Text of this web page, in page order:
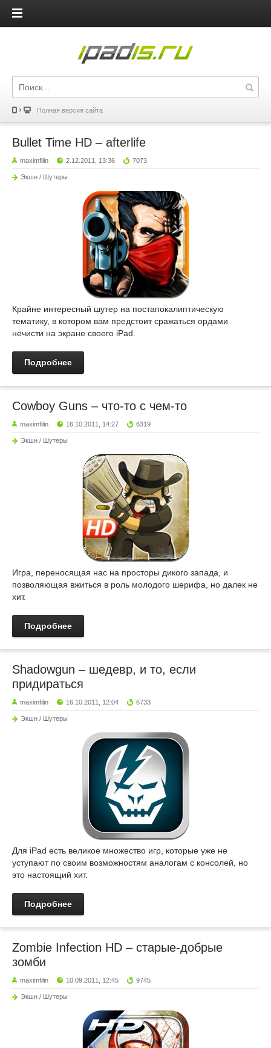
iPadis.ru
Полная версия сайта
Bullet Time HD – afterlife
maximfilin 2.12.2011, 13:36 7073
Экшн / Шутеры
Крайне интересный шутер на постапокалиптическую
тематику, в котором вам предстоит сражаться ордами
нечисти на экране своего iPad.
Подробнее
Cowboy Guns – что-то с чем-то
maximfilin 16.10.2011, 14:27 6319
Экшн / Шутеры
Игра, переносящая нас на просторы дикого запада, и
позволяющая вжиться в роль молодого шерифа, но далек не
хит.
Подробнее
Shadowgun – шедевр, и то, если
придираться
maximfilin 16.10.2011, 12:04 6733
Экшн / Шутеры
Для iPad есть великое множество игр, которые уже не
уступают по своим возможностям аналогам с консолей, но
это настоящий хит.
Подробнее
Zombie Infection HD – старые-добрые
зомби
maximfilin 10.09.2011, 12:45 9745
Экшн / Шутеры